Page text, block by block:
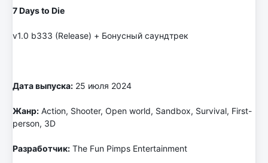
7 Days to Die
v1.0 b333 (Release) + Бонусный саундтрек
Дата выпуска: 25 июля 2024
Жанр: Action, Shooter, Open world, Sandbox, Survival, First-
person, 3D
Разработчик: The Fun Pimps Entertainment